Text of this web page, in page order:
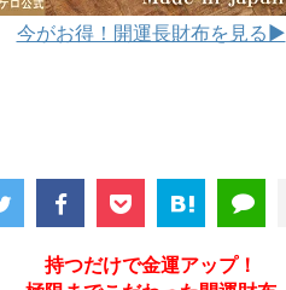
今がお得！開運長財布を見る▶︎
持つだけで金運アップ！